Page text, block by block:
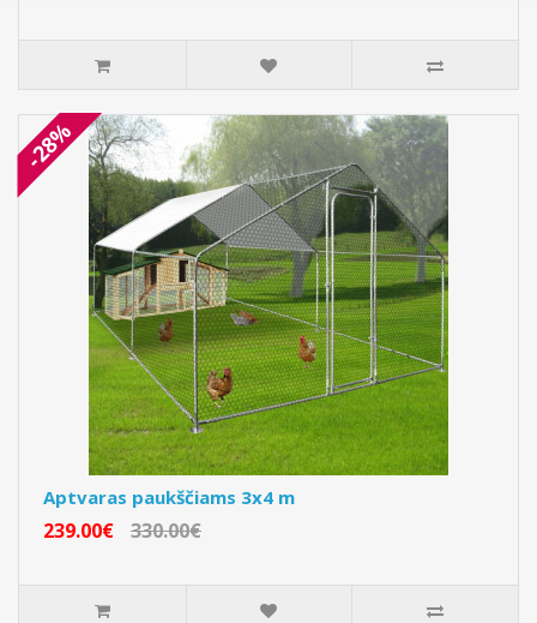
-28%
Aptvaras paukščiams 3x4 m
239.00€ 330.00€